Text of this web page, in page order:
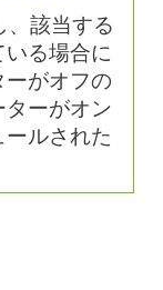
、該当する
る場合に
がオフの
ーがオン
ルされた